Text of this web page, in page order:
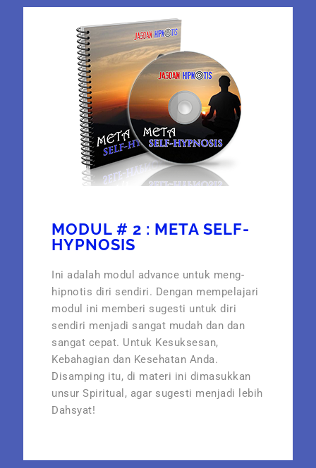
MODUL # 2 : META SELF-
HYPNOSIS
Ini adalah modul advance untuk meng-
hipnotis diri sendiri. Dengan mempelajari
modul ini memberi sugesti untuk diri
sendiri menjadi sangat mudah dan dan
sangat cepat. Untuk Kesuksesan,
Kebahagian dan Kesehatan Anda.
Disamping itu, di materi ini dimasukkan
unsur Spiritual, agar sugesti menjadi lebih
Dahsyat!